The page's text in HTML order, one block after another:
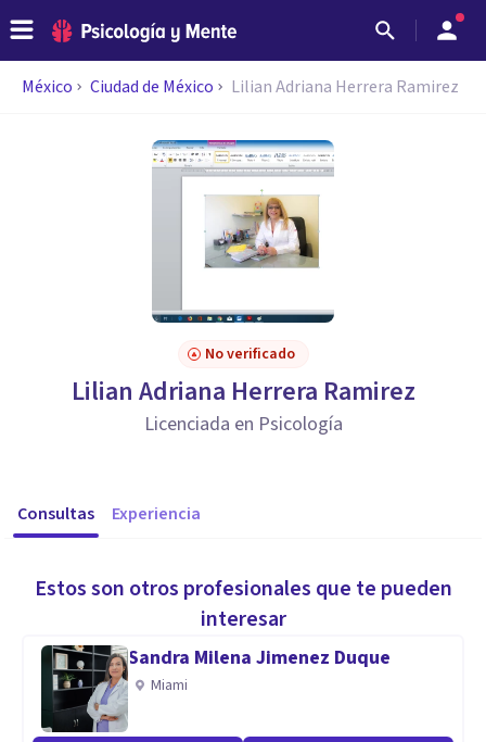
México Ciudad de México Lilian Adriana Herrera Ramirez
No verificado
Lilian Adriana Herrera Ramirez
Licenciada en Psicología
Consultas Experiencia
Estos son otros profesionales que te pueden
interesar
Sandra Milena Jimenez Duque
Miami